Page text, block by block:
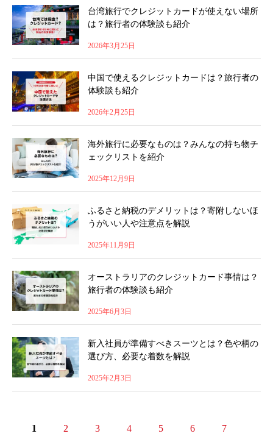
台湾旅行でクレジットカードが使えない場所
は？旅行者の体験談も紹介
2026年3月25日
中国で使えるクレジットカードは？旅行者の
体験談も紹介
2026年2月25日
海外旅行に必要なものは？みんなの持ち物チ
ェックリストを紹介
2025年12月9日
ふるさと納税のデメリットは？寄附しないほ
うがいい人や注意点を解説
2025年11月9日
オーストラリアのクレジットカード事情は？
旅行者の体験談も紹介
2025年6月3日
新入社員が準備すべきスーツとは？色や柄の
選び方、必要な着数を解説
2025年2月3日
1 2 3 4 5 6
7